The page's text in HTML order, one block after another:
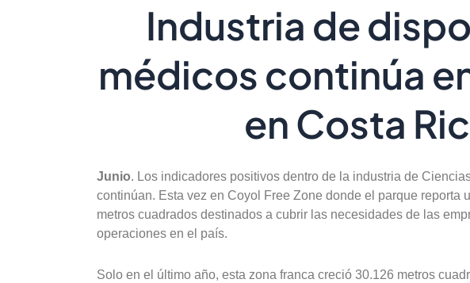
Industria de
médicos continúa
en Costa
Junio. Los indicadores positivos dentro de la industria de
continúan. Esta vez en Coyol Free Zone donde el parque reporta
metros cuadrados destinados a cubrir las necesidades de las
operaciones en el país.
Solo en el último año, esta zona franca creció 30.126 metros